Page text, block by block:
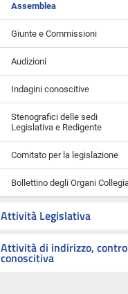
Assemblea
Giunte e Commissioni
Audizioni
Indagini conoscitive
Stenografici delle sedi
Legislativa e Redigente
Comitato per la legislazione
Bollettino degli Organi
Attività Legislativa
Attività di indirizzo,
conoscitiva